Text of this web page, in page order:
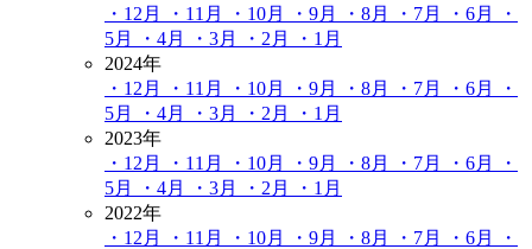
・12月
・11月 ・10月 ・9月 ・8月 ・7月 ・6月
・
5月
・4月 ・3月 ・2月
・1月
2024年
・12月
・11月 ・10月 ・9月 ・8月 ・7月 ・6月
・
5月
・4月 ・3月 ・2月
・1月
2023年
・12月
・11月 ・10月 ・9月 ・8月 ・7月 ・6月
・
5月
・4月 ・3月 ・2月
・1月
2022年
・12月
・11月 ・10月 ・9月 ・8月 ・7月 ・6月
・